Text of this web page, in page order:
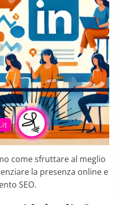
come sfruttare al meglio
la presenza online e
SEO.